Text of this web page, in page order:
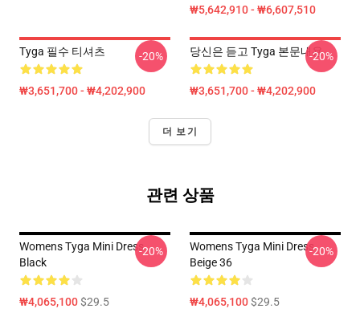
₩5,642,910 - ₩6,607,510
Tyga 필수 티셔츠
₩3,651,700 - ₩4,202,900
-20% 당신은 듣고 Tyga 본문내용
₩3,651,700 - ₩4,202,900
-20%
더 보기
관련 상품
Womens Tyga Mini Dress
Black
₩4,065,100$29.5
-20%
Womens Tyga Mini Dress
Beige 36
₩4,065,100$29.5
-20%